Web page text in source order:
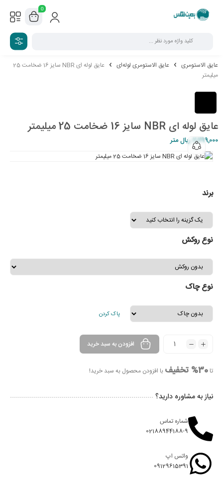
0
عایق الاستومری عایق الاستومری لوله‌ای
عایق لوله ای NBR سایز 16 ضخامت 25
میلیمتر
عایق لوله ای NBR سایز 16 ضخامت 25 میلیمتر
2,299,000 ریالمتر
برند
نوع روکش
نوع چاک
پاک کردن
افزودن به سبد خرید
تا 30% تخفیف با افزودن محصول به سبد خرید!
نیاز به مشاوره دارید؟
شماره تماس
02188944188-9
واتس اپ
09129615391